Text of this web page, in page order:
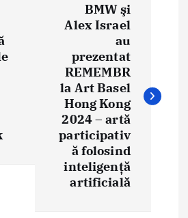
BMW şi
Alex Israel
au
prezentat
REMEMBR
la Art Basel
Hong Kong
2024 – artă
participativ
ă folosind
inteligenţă
artificială